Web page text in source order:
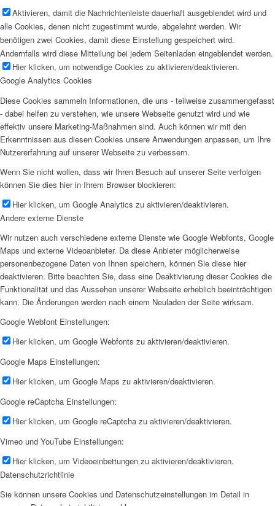
Aktivieren, damit die Nachrichtenleiste dauerhaft ausgeblendet wird und
alle Cookies, denen nicht zugestimmt wurde, abgelehnt werden. Wir
benötigen zwei Cookies, damit diese Einstellung gespeichert wird.
Andernfalls wird diese Mitteilung bei jedem Seitenladen eingeblendet werden.
Hier klicken, um notwendige Cookies zu aktivieren/deaktivieren.
Google Analytics Cookies
Diese Cookies sammeln Informationen, die uns - teilweise zusammengefasst
- dabei helfen zu verstehen, wie unsere Webseite genutzt wird und wie
effektiv unsere Marketing-Maßnahmen sind. Auch können wir mit den
Erkenntnissen aus diesen Cookies unsere Anwendungen anpassen, um Ihre
Nutzererfahrung auf unserer Webseite zu verbessern.
Wenn Sie nicht wollen, dass wir Ihren Besuch auf unserer Seite verfolgen
können Sie dies hier in Ihrem Browser blockieren:
Hier klicken, um Google Analytics zu aktivieren/deaktivieren.
Andere externe Dienste
Wir nutzen auch verschiedene externe Dienste wie Google Webfonts, Google
Maps und externe Videoanbieter. Da diese Anbieter möglicherweise
personenbezogene Daten von Ihnen speichern, können Sie diese hier
deaktivieren. Bitte beachten Sie, dass eine Deaktivierung dieser Cookies die
Funktionalität und das Aussehen unserer Webseite erheblich beeinträchtigen
kann. Die Änderungen werden nach einem Neuladen der Seite wirksam.
Google Webfont Einstellungen:
Hier klicken, um Google Webfonts zu aktivieren/deaktivieren.
Google Maps Einstellungen:
Hier klicken, um Google Maps zu aktivieren/deaktivieren.
Google reCaptcha Einstellungen:
Hier klicken, um Google reCaptcha zu aktivieren/deaktivieren.
Vimeo und YouTube Einstellungen:
Hier klicken, um Videoeinbettungen zu aktivieren/deaktivieren.
Datenschutzrichtlinie
Sie können unsere Cookies und Datenschutzeinstellungen im Detail in